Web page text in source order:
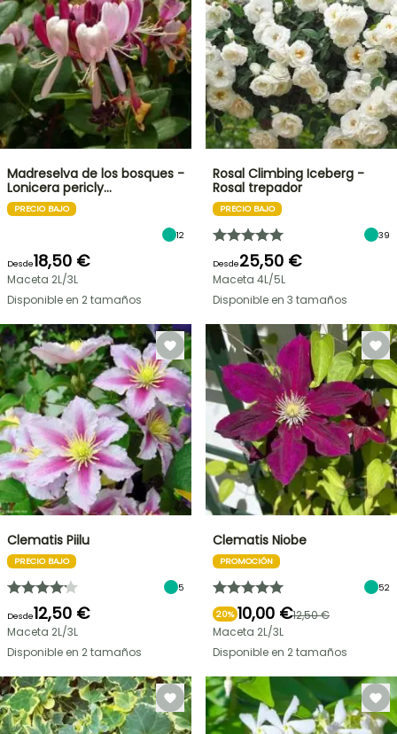
Madreselva de los bosques -
Lonicera pericly…
PRECIO BAJO
12
Desde18,50 €
Maceta 2L/3L
Disponible en 2 tamaños
Rosal Climbing Iceberg -
Rosal trepador
PRECIO BAJO
39
Desde25,50 €
Maceta 4L/5L
Disponible en 3 tamaños
Clematis Piilu
PRECIO BAJO
5
Desde12,50 €
Maceta 2L/3L
Disponible en 2 tamaños
Clematis Niobe
PROMOCIÓN
52
20% 10,00 €12,50 €
Maceta 2L/3L
Disponible en 2 tamaños